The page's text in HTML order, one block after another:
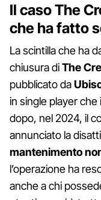
Il caso The
che ha fatto
La scintilla che ha
chiusura diThe
pubblicato da
in single player che
dopo, nel 2024, il
annunciato la
mantenimento
l’operazione ha
anche a chi